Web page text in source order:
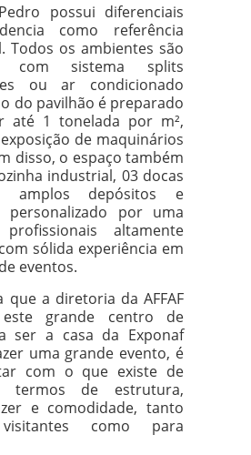
possui diferenciais
como referência
Todos os ambientes são
com sistema splits
ou ar condicionado
do pavilhão é preparado
até 1 tonelada por m²,
de maquinários
disso, o espaço também
industrial, 03 docas
amplos depósitos e
personalizado por uma
altamente
sólida experiência em
eventos.
que a diretoria da AFFAF
grande centro de
ser a casa da Exponaf
uma grande evento, é
com o que existe de
termos de estrutura,
e comodidade, tanto
como para